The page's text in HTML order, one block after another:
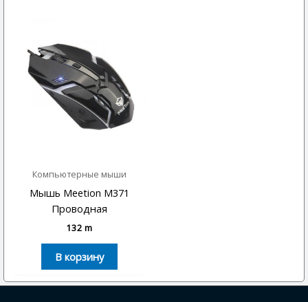
Компьютерные мыши
Мышь Meetion M371
Проводная
132 m
В корзину